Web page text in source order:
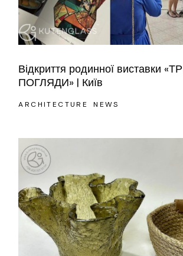
Відкриття родинної виставки
ПОГЛЯДИ» | Київ
ARCHITECTURE NEWS